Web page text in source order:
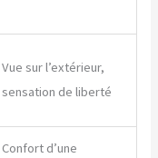
Vue sur l’extérieur,
sensation de liberté
Confort d’une